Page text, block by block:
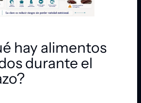
hay alimentos
durante el